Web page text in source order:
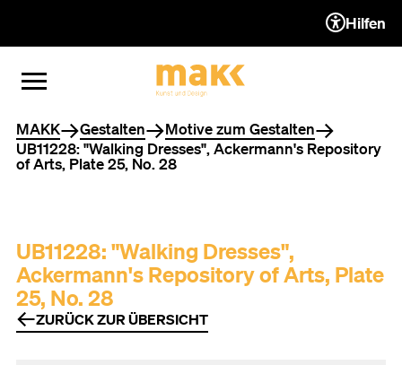
ZUM INHALT (ACCESSKEY 1)
ZUR NAVIGATION
ZUM FOOTER (ACCESSKEY 3)
MENÜ ÖFFNEN
MENÜ SCHLIESSEN
Hilfen
Sie befinden sich hier
MAKK Gestalten
Motive zum Gestalten
UB11228: "Walking Dresses", Ackermann's Repository
of Arts, Plate 25, No. 28
UB11228: "Walking Dresses",
Ackermann's Repository of Arts, Plate
25, No. 28
ZURÜCK ZUR ÜBERSICHT